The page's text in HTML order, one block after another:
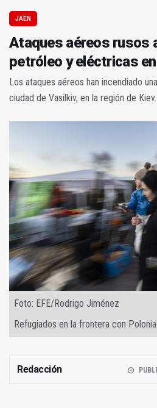
JAÉN
Ataques aéreos rusos
petróleo y eléctricas
Los ataques aéreos han incendiado
ciudad de Vasilkiv, en la región de Kiev.
Foto: EFE/Rodrigo Jiménez
Refugiados en la frontera con Polonia.
Redacción